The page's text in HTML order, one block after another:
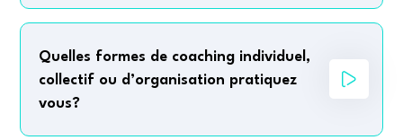
Quelles formes de coaching individuel,
collectif ou d’organisation pratiquez
vous?